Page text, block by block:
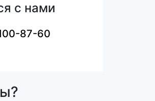
с нами
87-60